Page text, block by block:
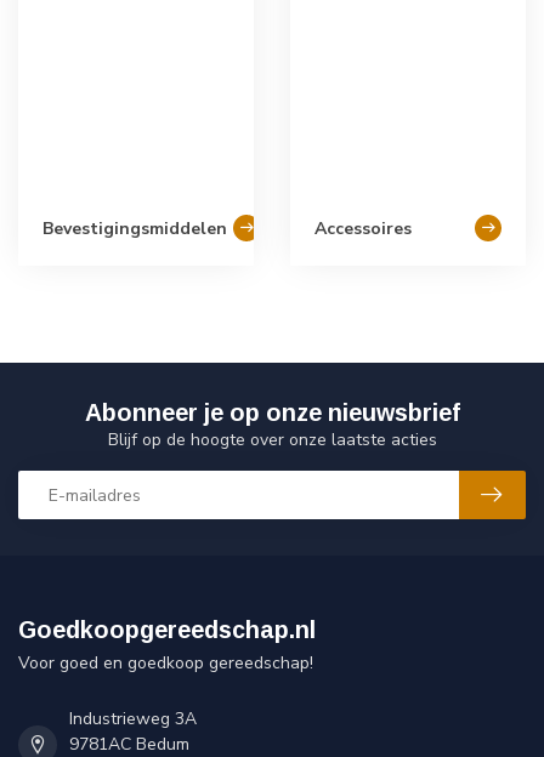
Bevestigingsmiddelen Accessoires
Abonneer je op onze nieuwsbrief
Blijf op de hoogte over onze laatste acties
Goedkoopgereedschap.nl
Voor goed en goedkoop gereedschap!
Industrieweg 3A
9781AC Bedum